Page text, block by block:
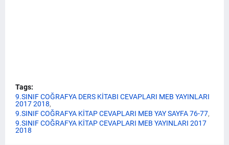
Tags:
9.SINIF COĞRAFYA DERS KİTABI CEVAPLARI MEB YAYINLARI
2017 2018
9.SINIF COĞRAFYA KİTAP CEVAPLARI MEB YAY SAYFA 76-77
9.SINIF COĞRAFYA KİTAP CEVAPLARI MEB YAYINLARI 2017
2018